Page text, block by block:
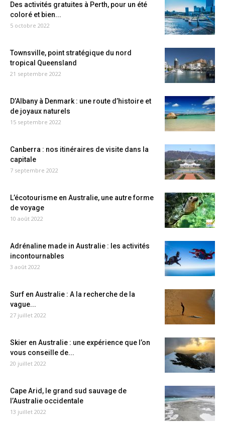
Des activités gratuites à Perth, pour un été
coloré et bien...
5 octobre 2022
Townsville, point stratégique du nord
tropical Queensland
21 septembre 2022
D’Albany à Denmark : une route d’histoire et
de joyaux naturels
15 septembre 2022
Canberra : nos itinéraires de visite dans la
capitale
7 septembre 2022
L’écotourisme en Australie, une autre forme
de voyage
10 août 2022
Adrénaline made in Australie : les activités
incontournables
3 août 2022
Surf en Australie : A la recherche de la
vague...
27 juillet 2022
Skier en Australie : une expérience que l’on
vous conseille de...
20 juillet 2022
Cape Arid, le grand sud sauvage de
l’Australie occidentale
13 juillet 2022